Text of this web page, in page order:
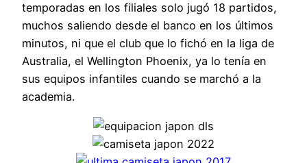
temporadas en los filiales solo jugó 18 partidos,
muchos saliendo desde el banco en los últimos
minutos, ni que el club que lo fichó en la liga de
Australia, el Wellington Phoenix, ya lo tenía en
sus equipos infantiles cuando se marchó a la
academia.